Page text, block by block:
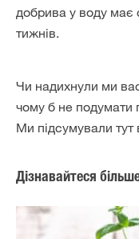
добрива у воду має
тижнів.
Чи надихнули ми
чому б не подумати
Ми підсумували
Дізнавайтеся